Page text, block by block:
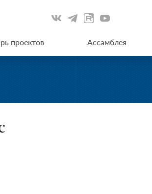
проектов Ассамблея